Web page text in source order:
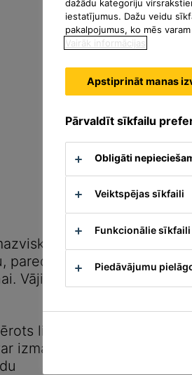
daudzfunkcionāls
paredzēts betona un
Vāji izteiktās smaržas dēļ
lietošanai iekštelpās
izmantot vairākos
dažādu kategoriju
iestatījumus. Dažu veidu
pakalpojumus, ko mēs
Vairāk informācijas
Apstiprināt manas
Pārvaldīt sīkfailu
Obligāti
Veiktspējas sīkfaili
Funkcionālie sīkfaili
Piedāvājumu